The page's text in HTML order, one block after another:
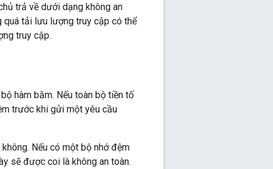
trả về dưới dạng không an
quá tải lưu lượng truy cập có thể
truy cập.
hàm băm. Nếu toàn bộ tiền tố
trước khi gửi một yêu cầu
Nếu có một bộ nhớ đệm
sẽ được coi là không an toàn.